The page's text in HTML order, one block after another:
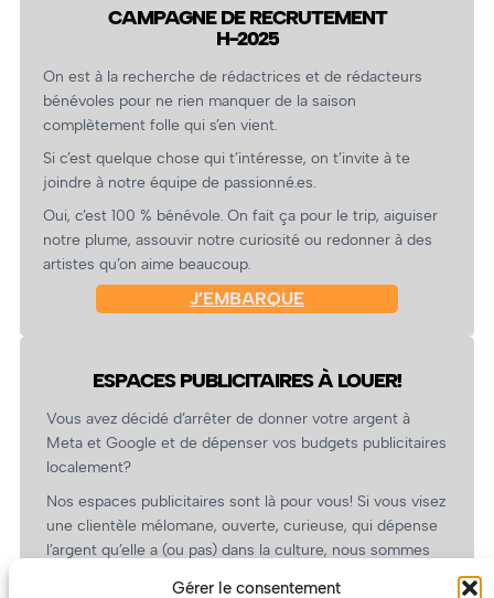
Gérer le consentement
CAMPAGNE DE RECRUTEMENT
H-2025
On est à la recherche de rédactrices et de rédacteurs
bénévoles pour ne rien manquer de la saison
complètement folle qui s’en vient.
Si c’est quelque chose qui t’intéresse, on t’invite à te
joindre à notre équipe de passionné.es.
Oui, c’est 100 % bénévole. On fait ça pour le trip, aiguiser
notre plume, assouvir notre curiosité ou redonner à des
artistes qu’on aime beaucoup.
J’EMBARQUE
ESPACES PUBLICITAIRES À LOUER!
Vous avez décidé d’arrêter de donner votre argent à
Meta et Google et de dépenser vos budgets publicitaires
localement?
Nos espaces publicitaires sont là pour vous! Si vous visez
une clientèle mélomane, ouverte, curieuse, qui dépense
l’argent qu’elle a (ou pas) dans la culture, nous sommes